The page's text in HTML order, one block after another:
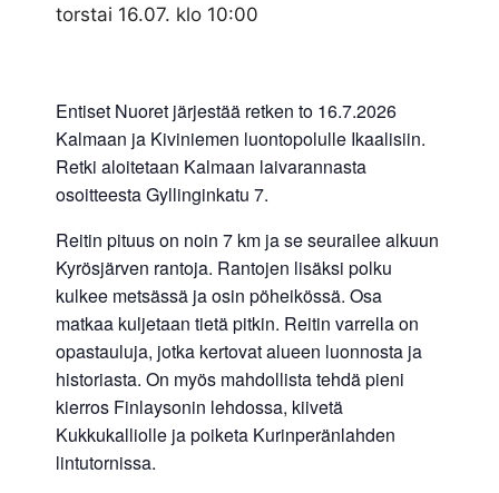
torstai 16.07. klo 10:00
Entiset Nuoret järjestää retken to 16.7.2026
Kalmaan ja Kiviniemen luontopolulle Ikaalisiin.
Retki aloitetaan Kalmaan laivarannasta
osoitteesta Gyllinginkatu 7.
Reitin pituus on noin 7 km ja se seurailee alkuun
Kyrösjärven rantoja. Rantojen lisäksi polku
kulkee metsässä ja osin pöheikössä. Osa
matkaa kuljetaan tietä pitkin. Reitin varrella on
opastauluja, jotka kertovat alueen luonnosta ja
historiasta. On myös mahdollista tehdä pieni
kierros Finlaysonin lehdossa, kiivetä
Kukkukalliolle ja poiketa Kurinperänlahden
lintutornissa.